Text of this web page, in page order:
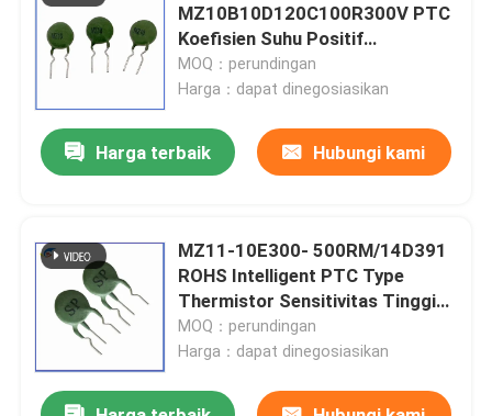
MZ10B10D120C100R300V PTC
Koefisien Suhu Positif
Thermistor Perlindungan
Overcurrent Dedikasi Untuk
MOQ：perundingan
Harga：dapat dinegosiasikan
Harga terbaik Hubungi kami
MZ11-10E300- 500RM/14D391
ROHS Intelligent PTC Type
Thermistor Sensitivitas Tinggi
Untuk Elektronik
MOQ：perundingan
Harga：dapat dinegosiasikan